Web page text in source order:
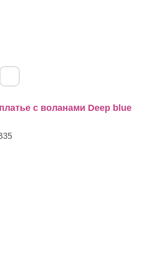
с воланами Deep blue